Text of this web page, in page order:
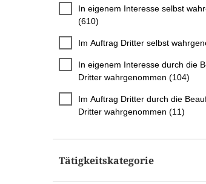
In eigenem Interesse selbst
(610)
Im Auftrag Dritter selbst
In eigenem Interesse durch die
Dritter wahrgenommen (104)
Im Auftrag Dritter durch die
Dritter wahrgenommen (11)
Tätigkeitskategorie